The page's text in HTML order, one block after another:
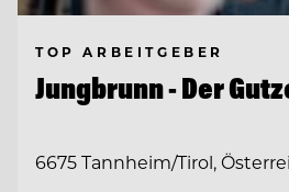
TOP ARBEITGEBER
Jungbrunn - Der
6675 Tannheim/Tirol,